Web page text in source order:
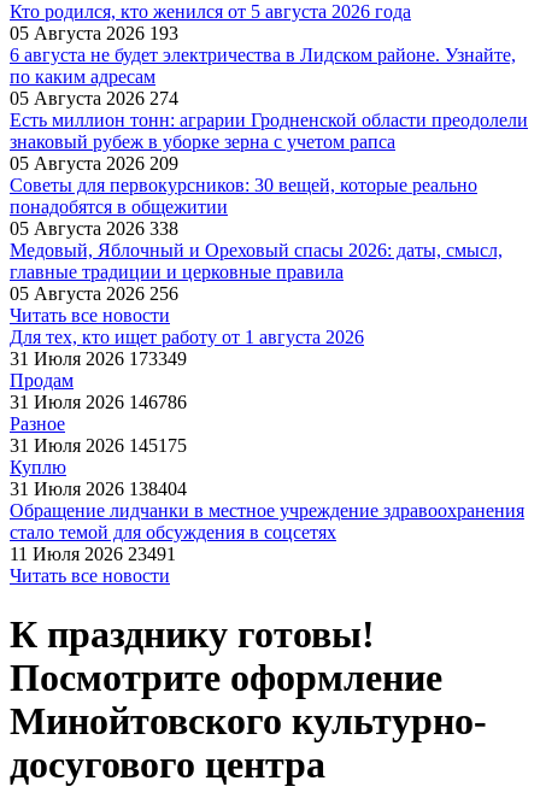
Кто родился, кто женился от 5 августа 2026 года
05 Августа 2026 193
6 августа не будет электричества в Лидском районе. Узнайте,
по каким адресам
05 Августа 2026 274
Есть миллион тонн: аграрии Гродненской области преодолели
знаковый рубеж в уборке зерна с учетом рапса
05 Августа 2026 209
Советы для первокурсников: 30 вещей, которые реально
понадобятся в общежитии
05 Августа 2026 338
Медовый, Яблочный и Ореховый спасы 2026: даты, смысл,
главные традиции и церковные правила
05 Августа 2026 256
Читать все новости
Для тех, кто ищет работу от 1 августа 2026
31 Июля 2026 173349
Продам
31 Июля 2026 146786
Разное
31 Июля 2026 145175
Куплю
31 Июля 2026 138404
Обращение лидчанки в местное учреждение здравоохранения
стало темой для обсуждения в соцсетях
11 Июля 2026 23491
Читать все новости
К празднику готовы!
Посмотрите оформление
Минойтовского культурно-
досугового центра